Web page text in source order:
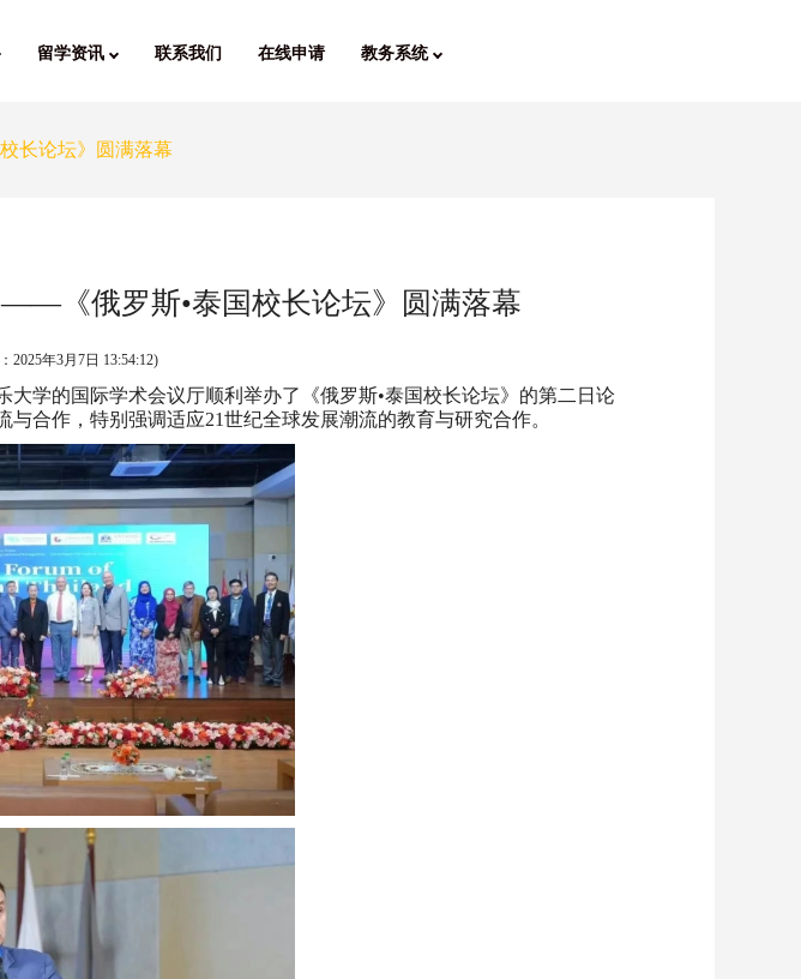
留学资讯 联系我们 在线申请 教务系统
长论坛》圆满落幕
《俄罗斯•泰国校长论坛》圆满落幕
2025年3月7日 13:54:12)
学的国际学术会议厅顺利举办了《俄罗斯•泰国校长论坛》的第二日论
合作，特别强调适应21世纪全球发展潮流的教育与研究合作。